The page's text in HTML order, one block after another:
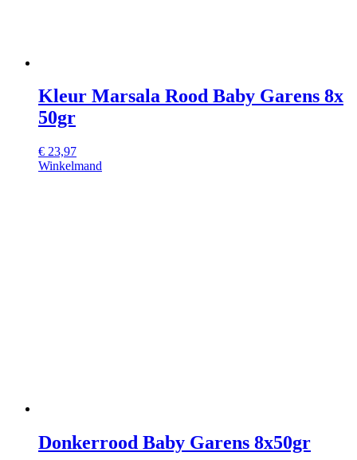
Kleur Marsala Rood Baby Garens 8x
50gr
€ 23,97
Winkelmand
Donkerrood Baby Garens 8x50gr